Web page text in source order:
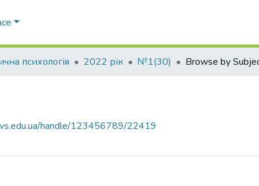
психологія 2022 рік №1(30) Browse by
handle/123456789/22419